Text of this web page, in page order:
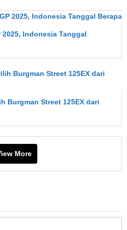
Indonesia Tanggal
Burgman Street 125EX dari
More